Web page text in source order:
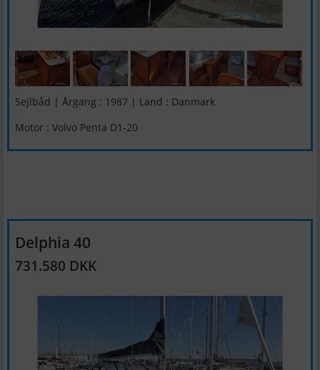
Sejlbåd | Årgang : 1987 | Land : Danmark
Motor : Volvo Penta D1-20
Delphia 40
731.580 DKK